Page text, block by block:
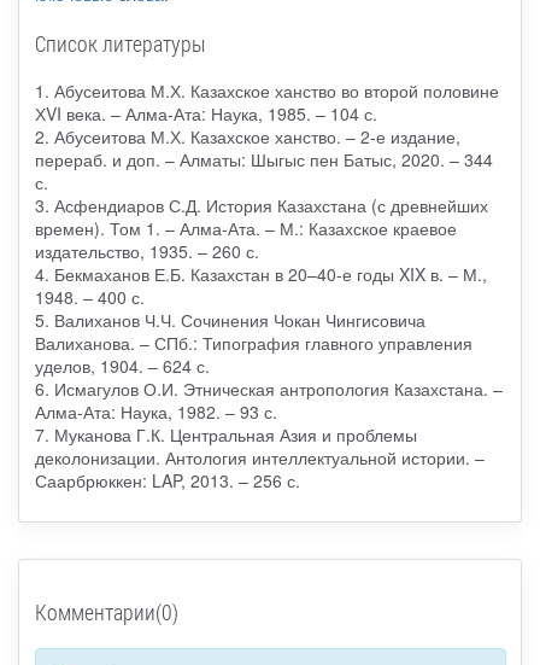
Список литературы
1. Абусеитова М.Х. Казахское ханство во второй половине
ХVI века. – Алма-Ата: Наука, 1985. – 104 с.
2. Абусеитова М.Х. Казахское ханство. – 2-е издание,
перераб. и доп. – Алматы: Шыгыс пен Батыс, 2020. – 344
с.
3. Асфендиаров С.Д. История Казахстана (с древнейших
времен). Том 1. – Алма-Ата. – М.: Казахское краевое
издательство, 1935. – 260 с.
4. Бекмаханов Е.Б. Казахстан в 20–40-е годы XIX в. – М.,
1948. – 400 с.
5. Валиханов Ч.Ч. Сочинения Чокан Чингисовича
Валиханова. – СПб.: Типография главного управления
уделов, 1904. – 624 с.
6. Исмагулов О.И. Этническая антропология Казахстана. –
Алма-Ата: Наука, 1982. – 93 с.
7. Муканова Г.К. Центральная Азия и проблемы
деколонизации. Антология интеллектуальной истории. –
Саарбрюккен: LAP, 2013. – 256 с.
Комментарии(0)